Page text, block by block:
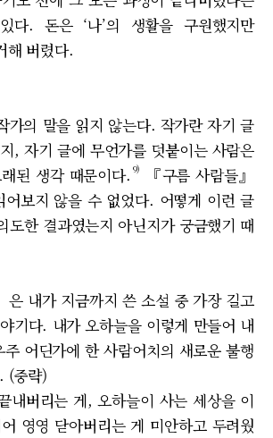
다. 돈은 ‘나’의 생활을 구원했지만
해 버렸다.
가의 말을 읽지 않는다. 작가란 자기 글
, 자기 글에 무언가를 덧붙이는 사람은
된 생각 때문이다. 9)
『구름 사람들』
어보지 않을 수 없었다. 어떻게 이런 글
도한 결과였는지 아닌지가 궁금했기 때
은 내가 지금까지 쓴 소설 중 가장 길고
기다. 내가 오하늘을 이렇게 만들어 내
어딘가에 한 사람어치의 새로운 불행
(중략)
내버리는 게, 오하늘이 사는 세상을 이
영영 닫아버리는 게 미안하고 두려웠